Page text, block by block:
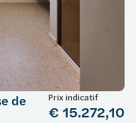
de
Prix indicatif
€ 15.272,10